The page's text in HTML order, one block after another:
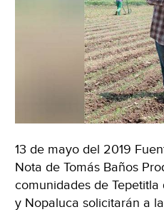
13 de mayo del 2019
Nota de Tomás Baños
comunidades de
y Nopaluca solicitarán a